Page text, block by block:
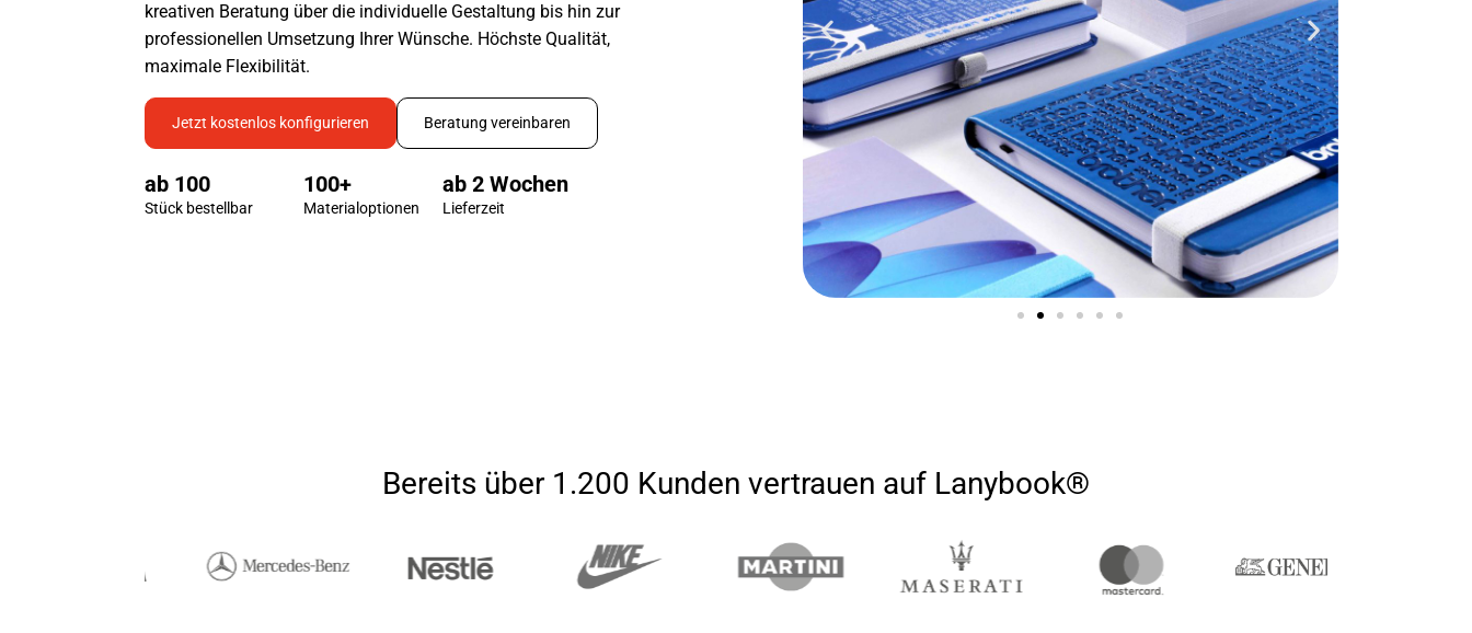
kreativen Beratung über die individuelle Gestaltung bis hin zur
professionellen Umsetzung Ihrer Wünsche. Höchste Qualität,
maximale Flexibilität.
Jetzt kostenlos konfigurieren Beratung vereinbaren
Stück bestellbar
ab 100
Material­optionen
100+
Lieferzeit
ab 2 Wochen
Bereits über 1.200 Kunden vertrauen auf Lanybook®